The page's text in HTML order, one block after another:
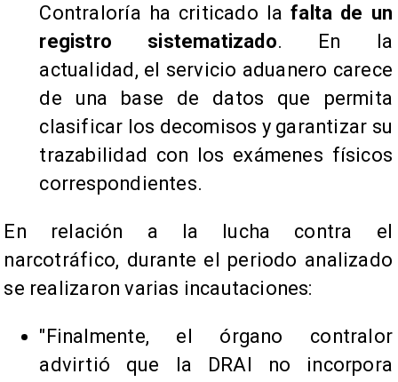
Contraloría ha criticado lafalta de un
registro sistematizado. En la
actualidad, el servicio aduanero carece
de una base de datos que permita
clasificar los decomisos y garantizar su
trazabilidad con los exámenes físicos
correspondientes.
En relación a la lucha contra el
narcotráfico, durante el periodo analizado
se realizaron varias incautaciones:
"Finalmente, el órgano contralor
advirtió que la DRAI no incorpora